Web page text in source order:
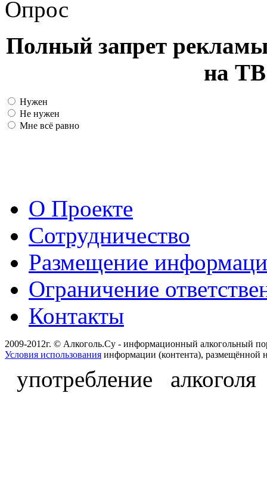
Опрос
Полный запрет
на ТВ
Нужен
Не нужен
Мне всё равно
О Проекте
Сотрудничество
Размещение
Ограничение
Контакты
2009-2012г. © Алкоголь.Су - информационный алкогольный
Условия использования информации (контента), размещённой
употребление